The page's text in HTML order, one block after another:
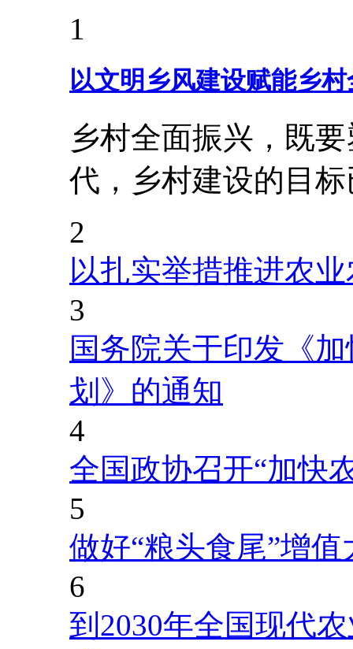
1
以文明乡风建设赋能乡
乡村全面振兴，既
代，乡村建设的目
2
以扎实举措推进农
3
国务院关于印发《
划》的通知
4
全国政协召开“加快
5
做好“粮头食尾”增值
6
到2030年全国现代